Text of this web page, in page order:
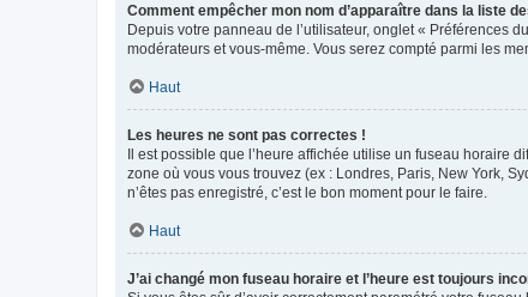
Comment empêcher mon nom d’apparaître dans la liste
Depuis votre panneau de l’utilisateur, onglet « Préférences
modérateurs et vous-même. Vous serez compté parmi les
Haut
Les heures ne sont pas correctes !
Il est possible que l’heure affichée utilise un fuseau horaire
zone où vous vous trouvez (ex : Londres, Paris, New York,
n’êtes pas enregistré, c’est le bon moment pour le faire.
Haut
J’ai changé mon fuseau horaire et l’heure est toujours